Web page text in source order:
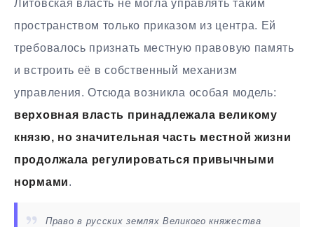
Литовская власть не могла управлять таким
пространством только приказом из центра. Ей
требовалось признать местную правовую память
и встроить её в собственный механизм
управления. Отсюда возникла особая модель:
верховная власть принадлежала великому
князю, но значительная часть местной жизни
продолжала регулироваться привычными
нормами.
Право в русских землях Великого княжества